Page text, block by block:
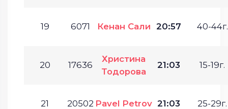
19 6071 Кенан Сали 20:57 40-44г.
20 17636
Христина
Тодорова
21:03 15-19г.
21 20502 Pavel Petrov 21:03 25-29г.